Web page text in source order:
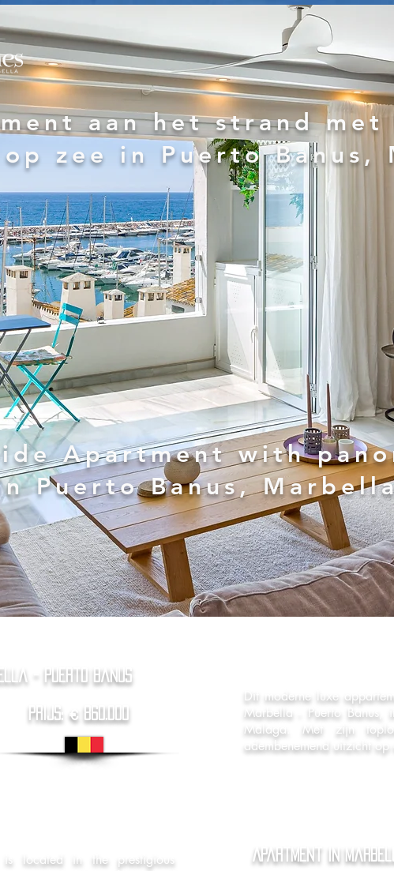
aan het strand met
zee in Puerto Banus,
Apartment with
Puerto Banus,
- Puerto Banus
Prijs: € 860.000
Dit moderne luxe
Marbella - Puerto
Malaga. Met zijn
adembenemend uitzicht
located in the prestigious
Apartment in